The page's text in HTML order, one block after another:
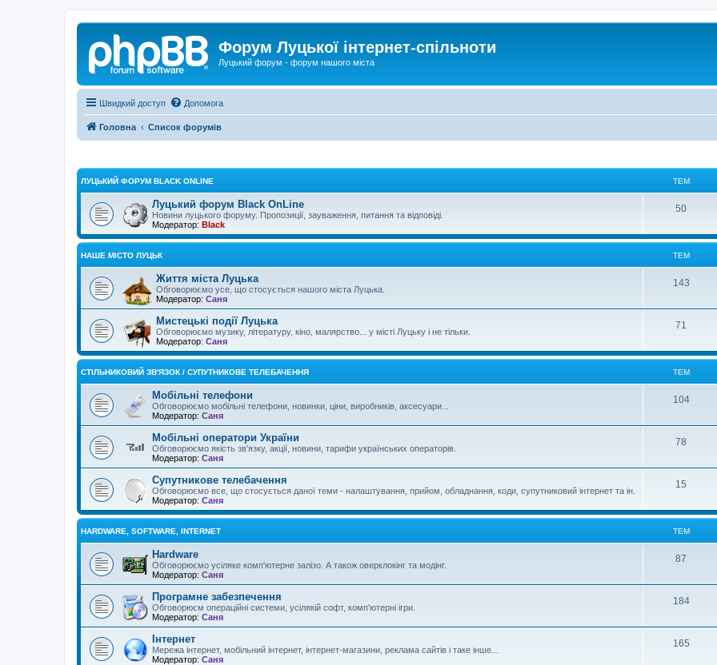
Форум Луцької інтернет-спільноти
Луцький форум - форум нашого міста
Швидкий доступ Допомога
Головна Список форумів
ЛУЦЬКИЙ ФОРУМ BLACK ONLINE ТЕМ
Луцький форум Black OnLine
Новини луцького форуму. Пропозиції, зауваження, питання та відповіді.
Модератор: Black
50
НАШЕ МІСТО ЛУЦЬК ТЕМ
Життя міста Луцька
Обговорюємо усе, що стосується нашого міста Луцька.
Модератор: Саня
143
Мистецькі події Луцька
Обговорюємо музику, літературу, кіно, малярство... у місті Луцьку і не тільки.
Модератор: Саня
71
СТІЛЬНИКОВИЙ ЗВ'ЯЗОК / СУПУТНИКОВЕ ТЕЛЕБАЧЕННЯ ТЕМ
Мобільні телефони
Обговорюємо мобільні телефони, новинки, ціни, виробників, аксесуари...
Модератор: Саня
104
Мобільні оператори України
Обговорюємо якість зв'язку, акції, новини, тарифи українських операторів.
Модератор: Саня
78
Супутникове телебачення
Обговорюємо все, що стосується даної теми - налаштування, прийом, обладнання, коди, супутниковий інтернет та ін.
Модератор: Саня
15
HARDWARE, SOFTWARE, INTERNET ТЕМ
Hardware
Обговорюємо усіляке комп'ютерне залізо. А також оверклокінг та модінг.
Модератор: Саня
87
Програмне забезпечення
Обговорюєм операційні системи, усілякій софт, комп'ютерні ігри.
Модератор: Саня
184
Інтернет
Мережа інтернет, мобільний інтернет, інтернет-магазини, реклама сайтів і таке інше...
Модератор: Саня
165